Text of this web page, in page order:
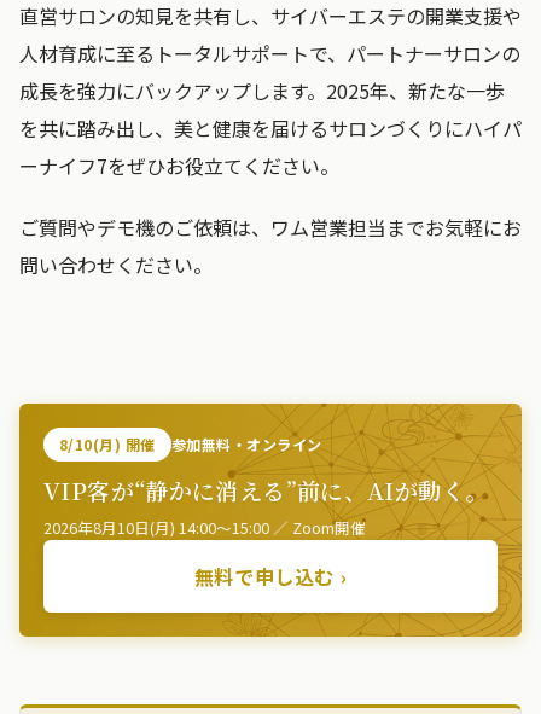
直営サロンの知見を共有し、サイバーエステの開業支援や
人材育成に至るトータルサポートで、パートナーサロンの
成長を強力にバックアップします。2025年、新たな一歩
を共に踏み出し、美と健康を届けるサロンづくりにハイパ
ーナイフ7をぜひお役立てください。
ご質問やデモ機のご依頼は、ワム営業担当までお気軽にお
問い合わせください。
8/10(月) 開催 参加無料・オンライン
VIP客が“静かに消える”前に、AIが動く。
2026年8月10日(月) 14:00〜15:00 ／ Zoom開催
無料で申し込む ›